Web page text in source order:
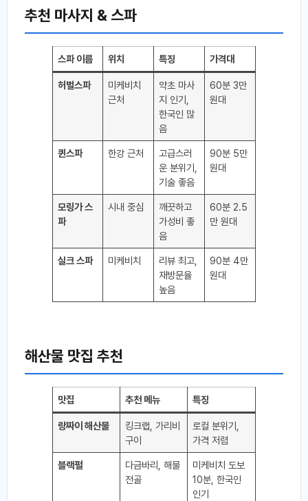
추천 마사지 & 스파
스파 이름 위치 특징 가격대
허벌스파
미케비치
근처
약초 마사
지 인기,
한국인 많
음
60분 3만
원대
퀸스파 한강 근처
고급스러
운 분위기,
기술 좋음
90분 5만
원대
모링가 스
파
시내 중심
깨끗하고
가성비 좋
음
60분 2.5
만 원대
실크 스파 미케비치
리뷰 최고,
재방문율
높음
90분 4만
원대
해산물 맛집 추천
맛집 추천 메뉴 특징
랑짜이 해산물
킹크랩, 가리비
구이
로컬 분위기,
가격 저렴
블랙펄
다금바리, 해물
전골
미케비치 도보
10분, 한국인
인기